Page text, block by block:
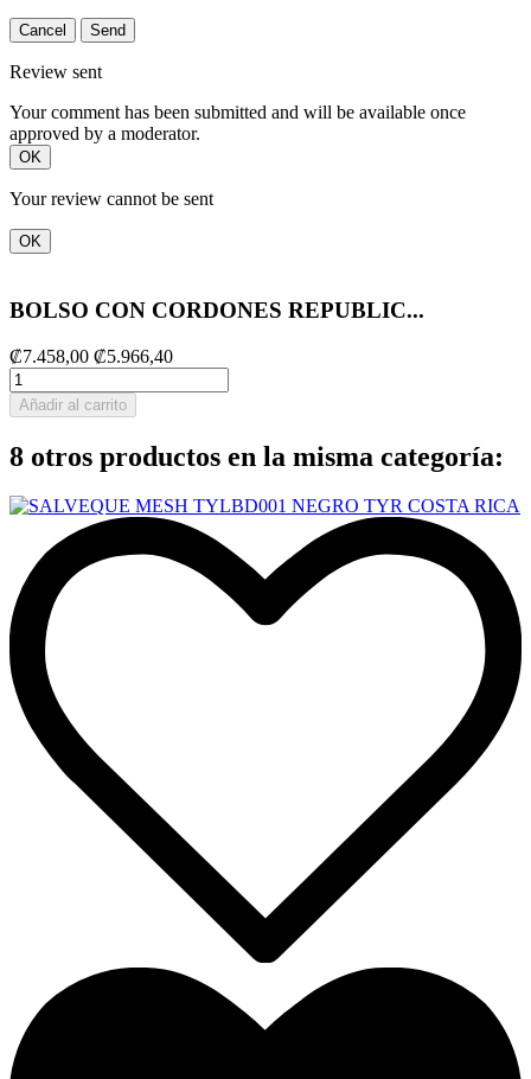
Cancel Send
Review sent
Your comment has been submitted and will be available once
approved by a moderator.
OK
Your review cannot be sent
OK
BOLSO CON CORDONES REPUBLIC...
₡7.458,00 ₡5.966,40
Añadir al carrito
8 otros productos en la misma categoría: